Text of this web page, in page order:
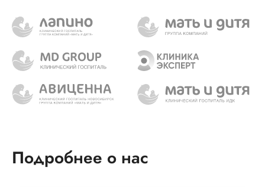
Подробнее о нас